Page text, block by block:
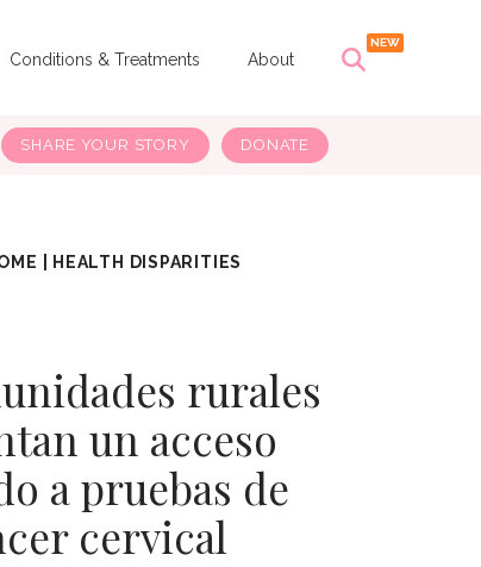
Conditions & Treatments About
SHARE YOUR STORY DONATE
HEALTH DISPARITIES
rurales
un acceso
a pruebas de
cervical